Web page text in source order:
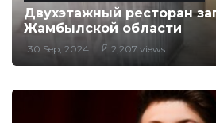
Двухэтажный ресторан
Жамбылской области
30 Sep, 2024 2,207 views